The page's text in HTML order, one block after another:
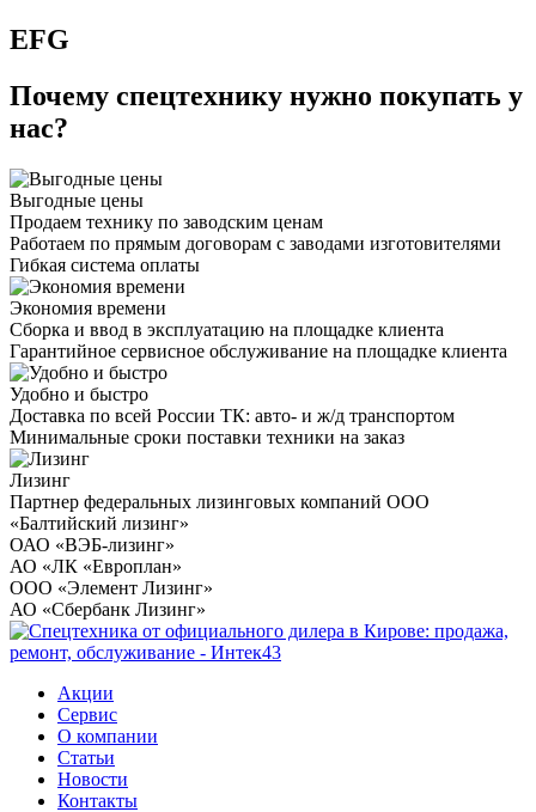
EFG
Почему спецтехнику нужно покупать у
нас?
Выгодные цены
Продаем технику по заводским ценам
Работаем по прямым договорам с заводами изготовителями
Гибкая система оплаты
Экономия времени
Сборка и ввод в эксплуатацию на площадке клиента
Гарантийное сервисное обслуживание на площадке клиента
Удобно и быстро
Доставка по всей России ТК: авто- и ж/д транспортом
Минимальные сроки поставки техники на заказ
Лизинг
Партнер федеральных лизинговых компаний ООО
«Балтийский лизинг»
ОАО «ВЭБ-лизинг»
АО «ЛК «Европлан»
ООО «Элемент Лизинг»
АО «Сбербанк Лизинг»
Акции
Сервис
О компании
Статьи
Новости
Контакты